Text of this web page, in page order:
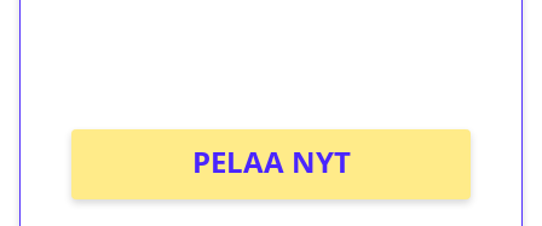
PELAA NYT